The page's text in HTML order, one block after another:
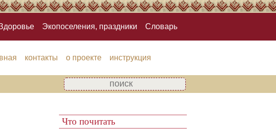
Экопоселения, праздники Словарь
контакты о проекте инструкция
Что почитать